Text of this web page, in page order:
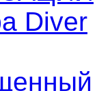
Diver